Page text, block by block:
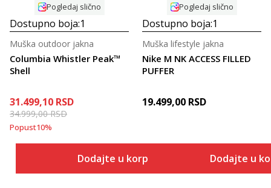
Pogledaj slično
Dostupno boja:1
Columbia Whistler Peak™
Shell
Muška outdoor jakna
31.499,10 RSD
34.999,00RSD
Popust10%
Dodajte u korpu
Pogledaj slično
Dostupno boja:1
Nike M NK ACCESS FILLED
PUFFER
Muška lifestyle jakna
19.499,00 RSD
Dodajte u